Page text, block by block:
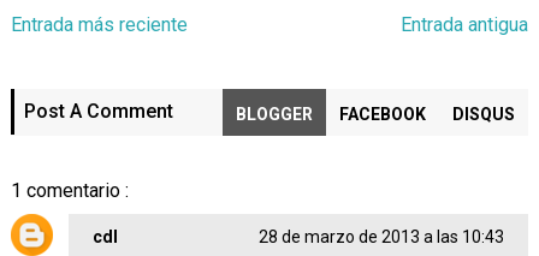
Entrada más reciente Entrada antigua
Post A Comment BLOGGER FACEBOOK DISQUS
1 comentario :
cdl 28 de marzo de 2013 a las 10:43